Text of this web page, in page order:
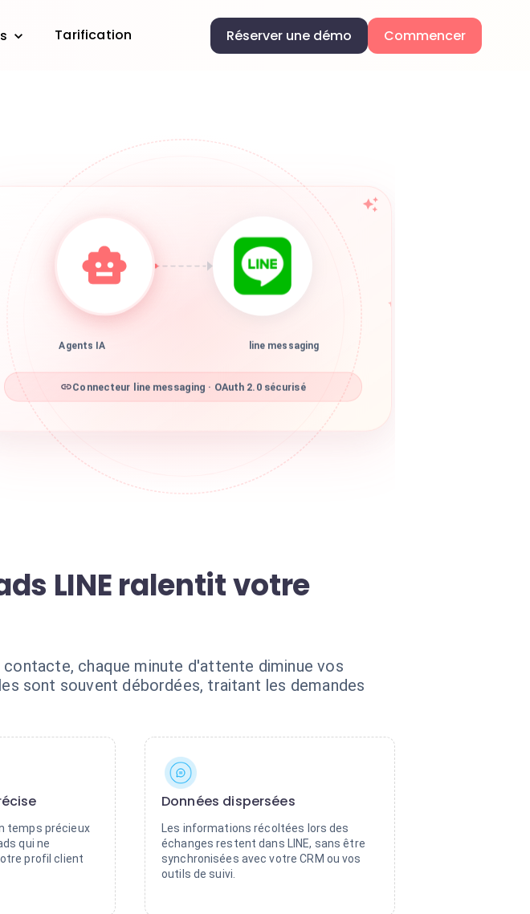
Tarification Réserver une démo Commencer
Agents IA line messaging
Connecteur line messaging · OAuth 2.0 sécurisé
LINE ralentit votre
chaque minute d'attente diminue vos
sont souvent débordées, traitant les demandes
temps précieux
qui ne
profil client
Données dispersées
Les informations récoltées lors des
échanges restent dans LINE, sans être
synchronisées avec votre CRM ou vos
outils de suivi.